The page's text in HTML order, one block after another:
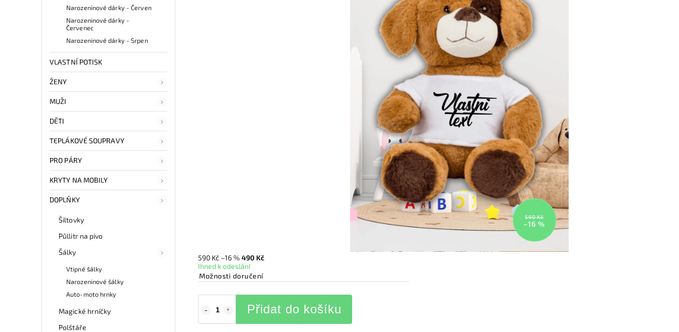
Narozeninové dárky - Červen
Narozeninové dárky -
Červenec
Narozeninové dárky - Srpen
VLASTNÍ POTISK
ŽENY
MUŽI
DĚTI
TEPLÁKOVÉ SOUPRAVY
PRO PÁRY
KRYTY NA MOBILY
DOPLŇKY
Šiltovky
Půllitr na pivo
Šálky
Vtipné šálky
Narozeninové šálky
Auto-moto hrnky
Magické hrníčky
Polštáře
590 Kč
–16 %
590 Kč –16 % 490 Kč
Ihned k odeslání
Možnosti doručení
Přidat do košíku